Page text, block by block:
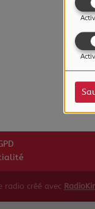
radio créé avec